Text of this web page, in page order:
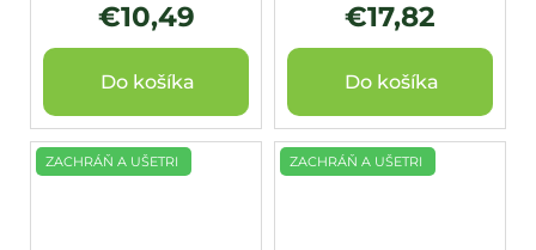
€10,49
Do košíka
€17,82
Do košíka
ZACHRÁŇ A UŠETRI ZACHRÁŇ A UŠETRI